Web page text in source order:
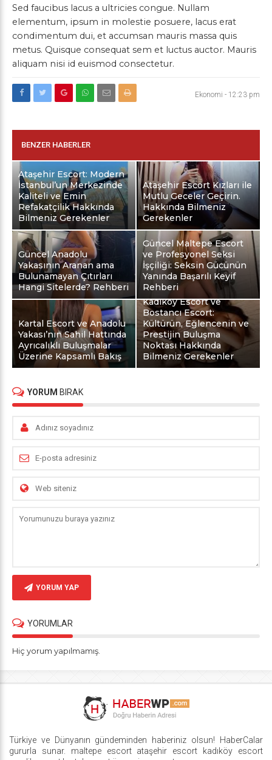
Sed faucibus lacus a ultricies congue. Nullam
elementum, ipsum in molestie posuere, lacus erat
condimentum dui, et accumsan mauris massa quis
metus. Quisque consequat sem et luctus auctor. Mauris
aliquam nisi id euismod consectetur.
Ekonomi - 12:23 pm
BENZER HABERLER
Ataşehir Escort: Modern
İstanbul’un Merkezinde
Kaliteli ve Emin
Refakatçilik Hakkında
Bilmeniz Gerekenler
Ataşehir Escort Kızları ile
Mutlu Geceler Geçirin.
Hakkında Bilmeniz
Gerekenler
Güncel Anadolu
Yakasının Aranan ama
Bulunamayan Çıtırları
Hangi Sitelerde? Rehberi
Güncel Maltepe Escort
ve Profesyonel Seksi
İşçiliği: Seksin Gücünün
Yanında Başarılı Keyif
Rehberi
Kartal Escort ve Anadolu
Yakası’nın Sahil Hattında
Ayrıcalıklı Buluşmalar
Üzerine Kapsamlı Bakış
Kadıköy Escort ve
Bostancı Escort:
Kültürün, Eğlencenin ve
Prestijin Buluşma
Noktası Hakkında
Bilmeniz Gerekenler
YORUM BIRAK
YORUM YAP
YORUMLAR
Hiç yorum yapılmamış.
Türkiye ve Dünyanın gündeminden haberiniz olsun! HaberCalar
gururla sunar. maltepe escort ataşehir escort
kadıköy escort